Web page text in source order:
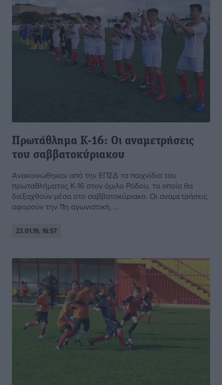
Πρωτάθλημα Κ-16: Οι αναμετρήσεις
του σαββατοκύριακου
Ανακοινώθηκαν από την ΕΠΣΔ τα παιχνίδια του
πρωταθλήματος Κ-16 στον όμιλο Ρόδου, τα οποία θα
διεξαχθούν μέσα στο σαββατοκύριακο. Οι αναμετρήσεις
αφορούν την 11η αγωνιστική, ...
23.01.19, 16:57